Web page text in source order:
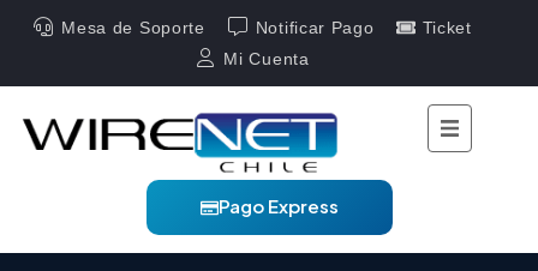
Mesa de Soporte Notificar Pago
Ticket
Mi Cuenta
Pago Express